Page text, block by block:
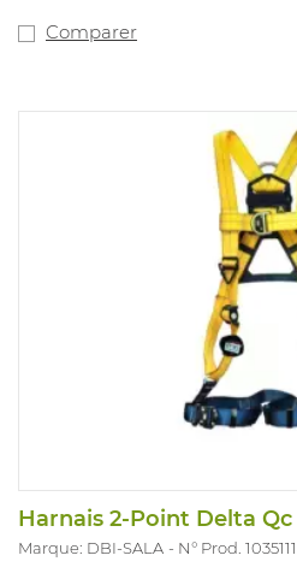
Comparer
Harnais 2-Point Delta
Marque: DBI-SALA N° Prod. 1035111